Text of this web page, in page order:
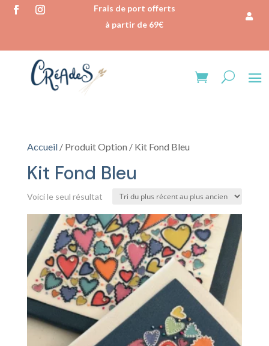
Frais de port offerts
à partir de 69€
Accueil/ Produit Option / Kit Fond Bleu
Kit Fond Bleu
Voici le seul résultat